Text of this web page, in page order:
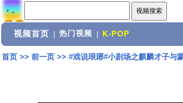
视频首页 热门视频 K-POP
首页>> 前一页>> #戏说琅琊#小剧场之麒麟才子与